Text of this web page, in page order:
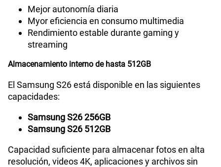
Mejor autonomía diaria
Myor eficiencia en consumo multimedia
Rendimiento estable durante gaming y
streaming
Almacenamiento interno de hasta 512GB
El Samsung S26 está disponible en las siguientes
capacidades:
Samsung S26 256GB
Samsung S26 512GB
Capacidad suficiente para almacenar fotos en alta
resolución, videos 4K, aplicaciones y archivos sin